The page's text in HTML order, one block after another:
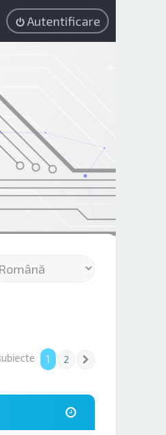
Autentificare
1 2